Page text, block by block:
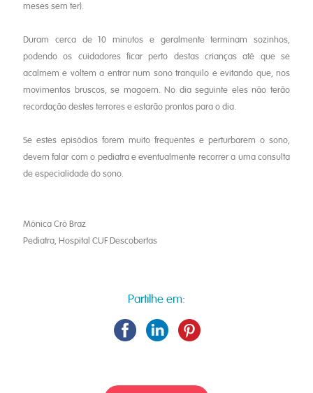
meses sem ter).
Duram cerca de 10 minutos e geralmente terminam sozinhos,
podendo os cuidadores ficar perto destas crianças até que se
acalmem e voltem a entrar num sono tranquilo e evitando que, nos
movimentos bruscos, se magoem. No dia seguinte eles não terão
recordação destes terrores e estarão prontos para o dia.
Se estes episódios forem muito frequentes e perturbarem o sono,
devem falar com o pediatra e eventualmente recorrer a uma consulta
de especialidade do sono.
Mónica Cró Braz
Pediatra, Hospital CUF Descobertas
Partilhe em: